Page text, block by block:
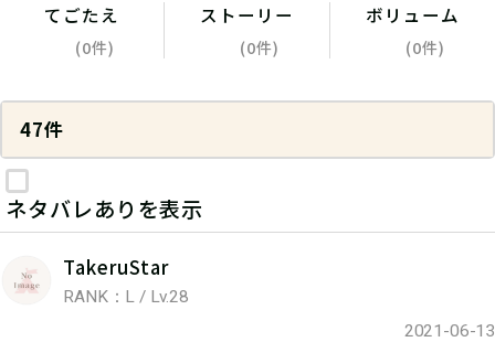
てごたえ
(0件)
ストーリー
(0件)
ボリューム
(0件)
47件
ネタバレありを表示
TakeruStar
RANK：L / Lv.28
2021-06-13